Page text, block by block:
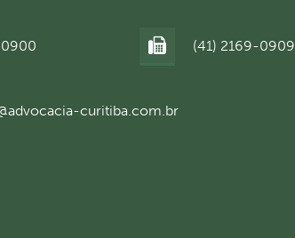
(41) 2169-0909
curitiba.com.br